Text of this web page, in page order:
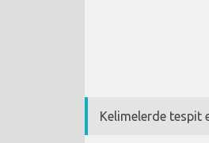
Kelimelerde tespit